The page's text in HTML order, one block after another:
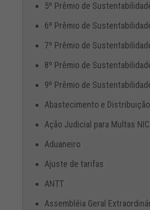
5º Prêmio de
6º Prêmio de
7º Prêmio de
8º Prêmio de
9º Prêmio de
Abastecimento e Distribuição
Ação Judicial para Multas NIC
Aduaneiro
Ajuste de tarifas
ANTT
Assembléia Geral